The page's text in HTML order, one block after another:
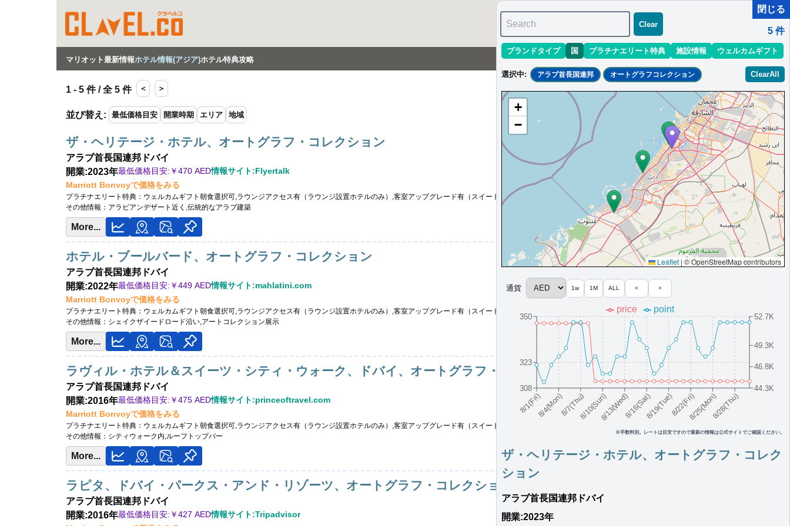
マリオット最新情報ホテル情報(アジア)ホテル特典攻略
1 - 5 件 / 全 5 件 ＜ ＞
並び替え : 最低価格目安 開業時期 エリア 地域
ザ・ヘリテージ・ホテル、オートグラフ・コレクション
アラブ首長国連邦 ドバイ
開業:2023年最低価格目安:￥470 AED情報サイト:Flyertalk
Marriott Bonvoyで価格をみる
プラチナエリート特典： ウェルカムギフト朝食選択可,ラウンジアクセス有（ラウンジ設置ホテルのみ）,客室アップグレード有（スイート含む）
その他情報： アラビアンデザート近く,伝統的なアラブ建築
More...
ホテル・ブールバード、オートグラフ・コレクション
アラブ首長国連邦 ドバイ
開業:2022年最低価格目安:￥449 AED情報サイト:mahlatini.com
Marriott Bonvoyで価格をみる
プラチナエリート特典： ウェルカムギフト朝食選択可,ラウンジアクセス有（ラウンジ設置ホテルのみ）,客室アップグレード有（スイート含む）
その他情報： シェイクザイードロード沿い,アートコレクション展示
More...
ラヴィル・ホテル＆スイーツ・シティ・ウォーク、ドバイ、オートグラフ・コレクション
アラブ首長国連邦 ドバイ
開業:2016年最低価格目安:￥475 AED情報サイト:princeoftravel.com
Marriott Bonvoyで価格をみる
プラチナエリート特典： ウェルカムギフト朝食選択可,ラウンジアクセス有（ラウンジ設置ホテルのみ）,客室アップグレード有（スイート含む）
その他情報： シティウォーク内,ルーフトップバー
More...
ラピタ、ドバイ・パークス・アンド・リゾーツ、オートグラフ・コレクション
アラブ首長国連邦 ドバイ
開業:2016年最低価格目安:￥427 AED情報サイト:Tripadvisor
閉じる
Search
Clear
5 件
ブランドタイプ 国 プラチナエリート特典 施設情報 ウェルカムギフト
選択中: アラブ首長国連邦 オートグラフコレクション ClearAll
+
−
Leaflet | © OpenStreetMap contributors
8/1(Fri)8/4(Mon)8/7(Thu)8/10(Sun)8/13(Wed)8/16(Sat)8/19(Tue)8/22(Fri)8/25(Mon)8/28(Thu)
308
323
350
44.3K
46.8K
49.3K
52.7K
price point
※手数料別。レートは目安ですので最新の情報は公式サイトでご確認ください。
通貨 1w 1M ALL < >
ザ・ヘリテージ・ホテル、オートグラフ・コレク
ション
アラブ首長国連邦 ドバイ
開業:2023年